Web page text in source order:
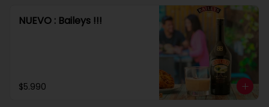
NUEVO : Baileys !!!
$5.990